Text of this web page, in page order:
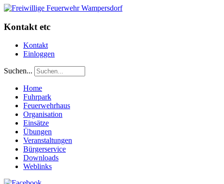
Kontakt etc
Kontakt
Einloggen
Suchen...
Home
Fuhrpark
Feuerwehrhaus
Organisation
Einsätze
Übungen
Veranstaltungen
Bürgerservice
Downloads
Weblinks